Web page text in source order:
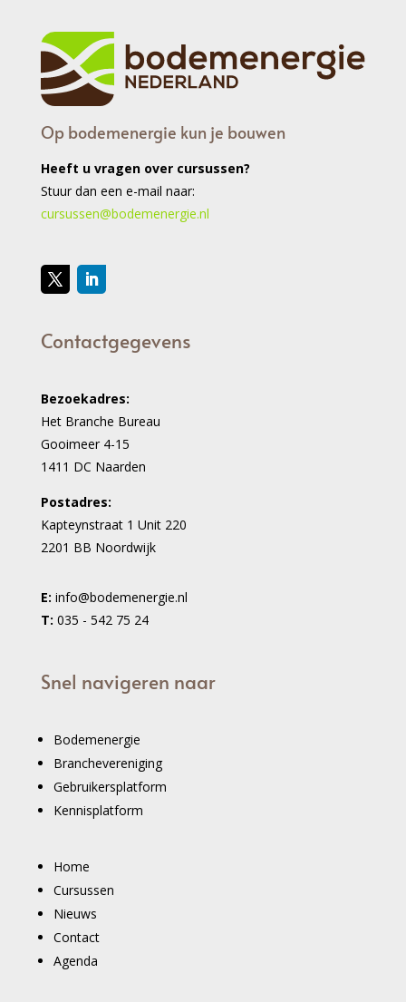
Op bodemenergie kun je bouwen
Heeft u vragen over cursussen?
Stuur dan een e-mail naar:
cursussen@bodemenergie.nl
Contactgegevens
Bezoekadres:
Het Branche Bureau
Gooimeer 4-15
1411 DC Naarden
Postadres:
Kapteynstraat 1 Unit 220
2201 BB Noordwijk
E: info@bodemenergie.nl
T: 035 - 542 75 24
Snel navigeren naar
Bodemenergie
Branchevereniging
Gebruikersplatform
Kennisplatform
Home
Cursussen
Nieuws
Contact
Agenda